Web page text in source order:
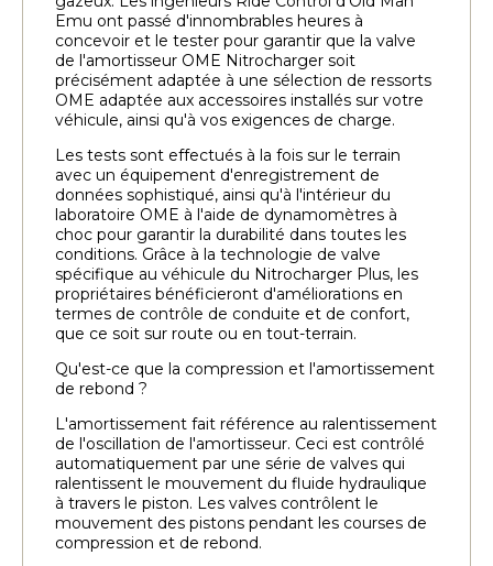
Emu ont passé d'innombrables heures à
concevoir et le tester pour garantir que la valve
de l'amortisseur OME Nitrocharger soit
précisément adaptée à une sélection de ressorts
OME adaptée aux accessoires installés sur votre
véhicule, ainsi qu'à vos exigences de charge.
Les tests sont effectués à la fois sur le terrain
avec un équipement d'enregistrement de
données sophistiqué, ainsi qu'à l'intérieur du
laboratoire OME à l'aide de dynamomètres à
choc pour garantir la durabilité dans toutes les
conditions. Grâce à la technologie de valve
spécifique au véhicule du Nitrocharger Plus, les
propriétaires bénéficieront d'améliorations en
termes de contrôle de conduite et de confort,
que ce soit sur route ou en tout-terrain.
Qu'est-ce que la compression et l'amortissement
de rebond ?
L'amortissement fait référence au ralentissement
de l'oscillation de l'amortisseur. Ceci est contrôlé
automatiquement par une série de valves qui
ralentissent le mouvement du fluide hydraulique
à travers le piston. Les valves contrôlent le
mouvement des pistons pendant les courses de
compression et de rebond.